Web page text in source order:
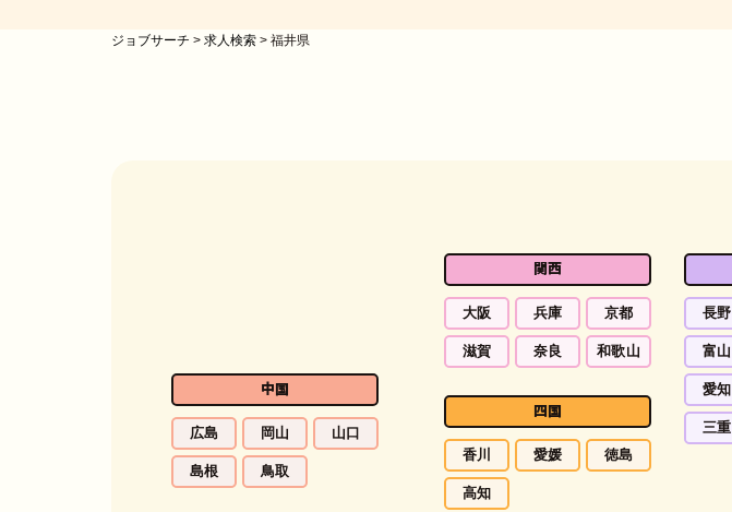
ジョブサーチ > 求人検索 > 福井県
長野
富山
愛知
三重
関西
大阪 兵庫 京都
滋賀 奈良 和歌山
四国
香川 愛媛 徳島
高知
中国
広島 岡山 山口
島根 鳥取